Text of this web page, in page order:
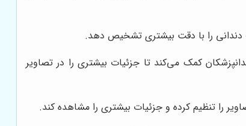
دندانی را با دقت بیشتری تشخیص دهد.
کمک می‌کند تا جزئیات بیشتری را در تصاویر
را تنظیم کرده و جزئیات بیشتری را مشاهده کند.